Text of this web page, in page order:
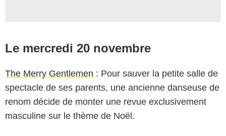
Le mercredi 20 novembre
The Merry Gentlemen : Pour sauver la petite salle de
spectacle de ses parents, une ancienne danseuse de
renom décide de monter une revue exclusivement
masculine sur le thème de Noël.